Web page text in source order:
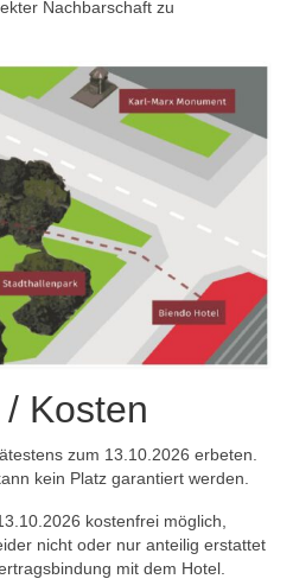
Nachbarschaft zu
Kosten
zum 13.10.2026 erbeten.
kein Platz garantiert werden.
kostenfrei möglich,
nicht oder nur anteilig erstattet
mit dem Hotel.